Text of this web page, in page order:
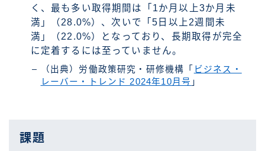
く、最も多い取得期間は「1か月以上3か月未
満」（28.0%）、次いで「5日以上2週間未
満」（22.0%）となっており、長期取得が完全
に定着するには至っていません。
（出典）労働政策研究・研修機構「 ビジネス・
レーバー・トレンド 2024年10月号 」
課題